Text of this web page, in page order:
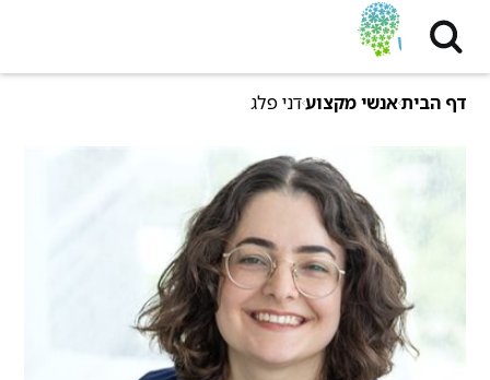
דף הביתאנשי מקצועדני פלג